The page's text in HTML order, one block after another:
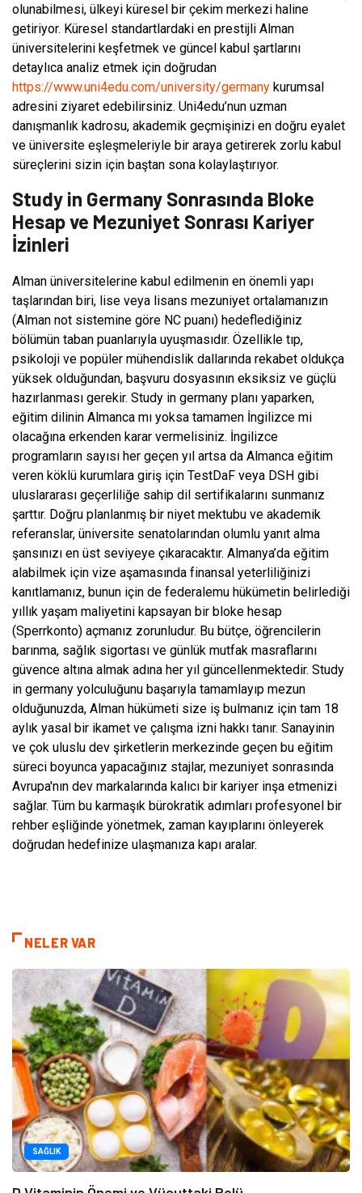
olunabilmesi, ülkeyi küresel bir çekim merkezi haline
getiriyor. Küresel standartlardaki en prestijli Alman
üniversitelerini keşfetmek ve güncel kabul şartlarını
detaylıca analiz etmek için doğrudan
https://www.uni4edu.com/university/germany kurumsal
adresini ziyaret edebilirsiniz. Uni4edu’nun uzman
danışmanlık kadrosu, akademik geçmişinizi en doğru eyalet
ve üniversite eşleşmeleriyle bir araya getirerek zorlu kabul
süreçlerini sizin için baştan sona kolaylaştırıyor.
Study in Germany Sonrasında Bloke
Hesap ve Mezuniyet Sonrası Kariyer
İzinleri
Alman üniversitelerine kabul edilmenin en önemli yapı
taşlarından biri, lise veya lisans mezuniyet ortalamanızın
(Alman not sistemine göre NC puanı) hedeflediğiniz
bölümün taban puanlarıyla uyuşmasıdır. Özellikle tıp,
psikoloji ve popüler mühendislik dallarında rekabet oldukça
yüksek olduğundan, başvuru dosyasının eksiksiz ve güçlü
hazırlanması gerekir. Study in germany planı yaparken,
eğitim dilinin Almanca mı yoksa tamamen İngilizce mi
olacağına erkenden karar vermelisiniz. İngilizce
programların sayısı her geçen yıl artsa da Almanca eğitim
veren köklü kurumlara giriş için TestDaF veya DSH gibi
uluslararası geçerliliğe sahip dil sertifikalarını sunmanız
şarttır. Doğru planlanmış bir niyet mektubu ve akademik
referanslar, üniversite senatolarından olumlu yanıt alma
şansınızı en üst seviyeye çıkaracaktır. Almanya’da eğitim
alabilmek için vize aşamasında finansal yeterliliğinizi
kanıtlamanız, bunun için de federalemu hükümetin belirlediği
yıllık yaşam maliyetini kapsayan bir bloke hesap
(Sperrkonto) açmanız zorunludur. Bu bütçe, öğrencilerin
barınma, sağlık sigortası ve günlük mutfak masraflarını
güvence altına almak adına her yıl güncellenmektedir. Study
in germany yolculuğunu başarıyla tamamlayıp mezun
olduğunuzda, Alman hükümeti size iş bulmanız için tam 18
aylık yasal bir ikamet ve çalışma izni hakkı tanır. Sanayinin
ve çok uluslu dev şirketlerin merkezinde geçen bu eğitim
süreci boyunca yapacağınız stajlar, mezuniyet sonrasında
Avrupa'nın dev markalarında kalıcı bir kariyer inşa etmenizi
sağlar. Tüm bu karmaşık bürokratik adımları profesyonel bir
rehber eşliğinde yönetmek, zaman kayıplarını önleyerek
doğrudan hedefinize ulaşmanıza kapı aralar.
NELER VAR
SAĞLIK